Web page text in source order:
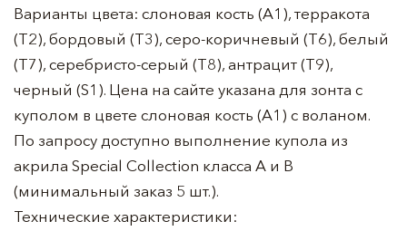
Варианты цвета: слоновая кость (A1), терракота
(T2), бордовый (T3), серо-коричневый (T6), белый
(T7), серебристо-серый (T8), антрацит (T9),
черный (S1). Цена на сайте указана для зонта с
куполом в цвете слоновая кость (A1) с воланом.
По запросу доступно выполнение купола из
акрила Special Collection класса A и B
(минимальный заказ 5 шт.).
Технические характеристики: